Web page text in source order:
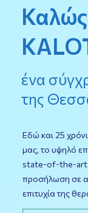
Εδώ και 25
μας, το υψηλό
state-of-the-art
προσήλωση σε
επιτυχία της
ένα
της